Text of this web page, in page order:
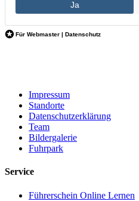
Impressum
Standorte
Datenschutzerklärung
Team
Bildergalerie
Fuhrpark
Service
Führerschein Online Lernen